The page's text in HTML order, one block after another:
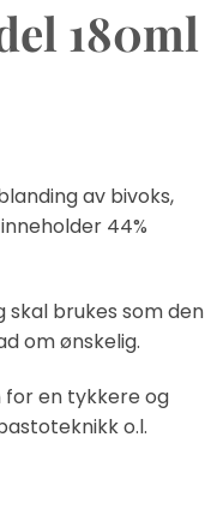
180ml
av bivoks,
44%
skal brukes som den
om ønskelig.
for en tykkere og
o.l.